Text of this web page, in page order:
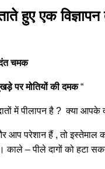
हुए एक विज्ञापन
चमक
पर मोतियों की दमक“
में पीलापन है ? क्या आपके
आप परेशान हैं , तो इस्तेमाल
काले – पीले दागों को हटा